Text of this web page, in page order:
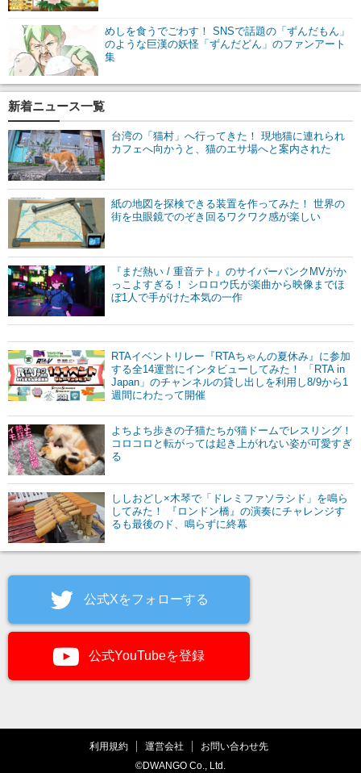
めしを食うでごわす！ SNSで話題の「ずんだもん」
のような巨漢の妖怪「ずんだどん」のファンアート
集
新着ニュース一覧
台湾の「猫村」へ行ってきた！ 現地猫に連れられ
カフェへ向かうと、猫のエサ場へと案内された
紙の地図を探検できる装置を作ってみた！ 世界の
街を虫眼鏡でのぞき回るワクワク感が楽しい
『まだ熱い / 重音テト』のサイバーパンクMVがか
っこよすぎる！ シロロウ氏が楽曲から映像までほ
ぼ1人で手がけた本気の一作
RTAイベントリレー『RTAちゃんの夏休み』に参加
する全14運営にインタビューしてみた！ 「RTA in
Japan」のチャンネルの貸し出しを利用し8/9から1
週間にわたって開催
よちよち歩きの子猫たちが猫ドームでレスリング！
コロコロと転がっては起き上がれない姿が可愛すぎ
る
ししおどし×木琴で「ドレミファソラシド」を鳴ら
してみた！ 『ロンドン橋』の演奏にチャレンジす
るも最後のド、鳴らずに終幕
公式Xをフォローする
公式YouTubeを登録
利用規約 運営会社
お問い合わせ先
©DWANGO Co., Ltd.